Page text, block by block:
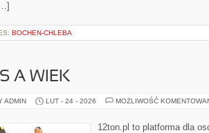
BOCHEN-CHLEBA
A WIEK
ADMIN LUT - 24 - 2026 MOŻLIWOŚĆ
12ton.pl to platforma dla